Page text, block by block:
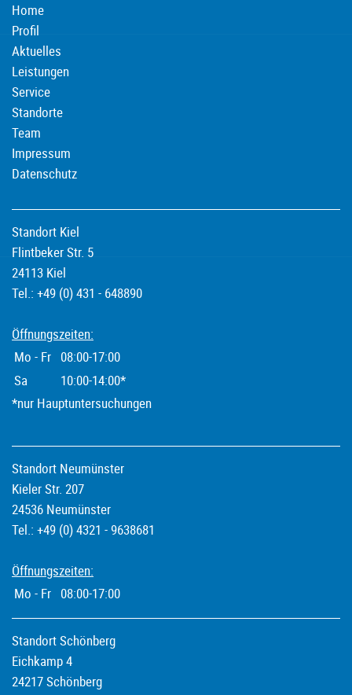
überspringen
Home
Profil
Aktuelles
Leistungen
Service
Standorte
Team
Impressum
Datenschutz
Standort Kiel
Flintbeker Str. 5
24113 Kiel
Tel.: +49 (0) 431 - 648890
Öffnungszeiten:
Mo - Fr 08:00-17:00
Sa
10:00-14:00*
*nur Hauptuntersuchungen
Standort Neumünster
Kieler Str. 207
24536 Neumünster
Tel.: +49 (0) 4321 - 9638681
Öffnungszeiten:
Mo - Fr 08:00-17:00
Standort Schönberg
Eichkamp 4
24217 Schönberg